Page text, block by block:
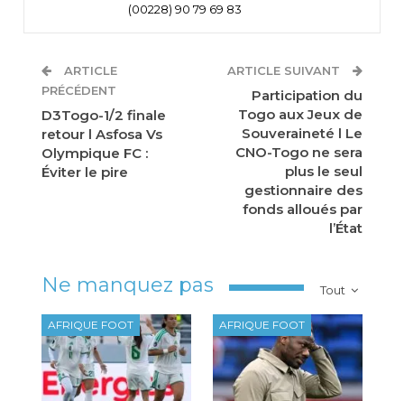
(00228) 90 79 69 83
ARTICLE
PRÉCÉDENT
D3Togo-1/2 finale
retour l Asfosa Vs
Olympique FC :
Éviter le pire
ARTICLE SUIVANT
Participation du
Togo aux Jeux de
Souveraineté l Le
CNO-Togo ne sera
plus le seul
gestionnaire des
fonds alloués par
l’État
Tout
Ne manquez pas
AFRIQUE FOOT AFRIQUE FOOT